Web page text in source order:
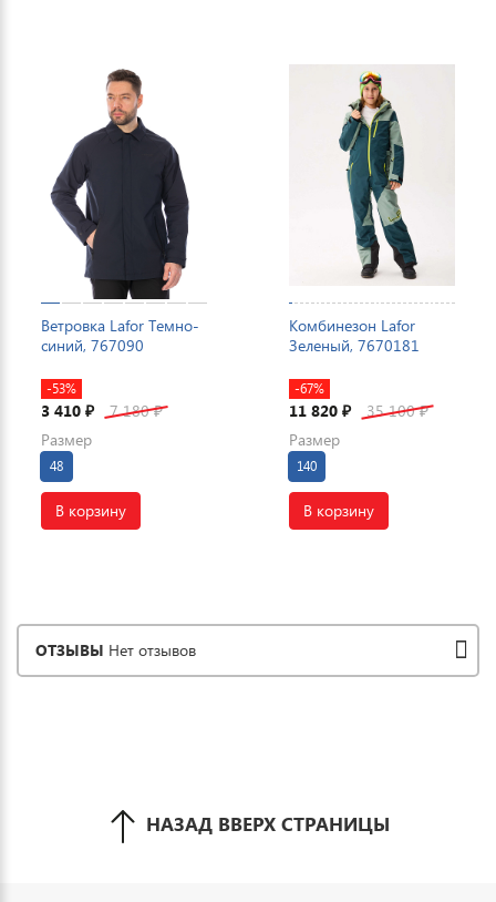
Ветровка Lafor Темно-
синий, 767090
-53%
3 410 ₽ 7 180₽
Размер
48
В корзину
Комбинезон Lafor
Зеленый, 7670181
-67%
11 820 ₽ 35 100₽
Размер
140
В корзину
ОТЗЫВЫ Нет отзывов
НАЗАД ВВЕРХ СТРАНИЦЫ